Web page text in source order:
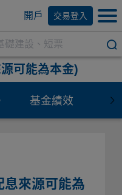
開戶 交易登入
可能為本金)
基金績效 資
息來源可能為